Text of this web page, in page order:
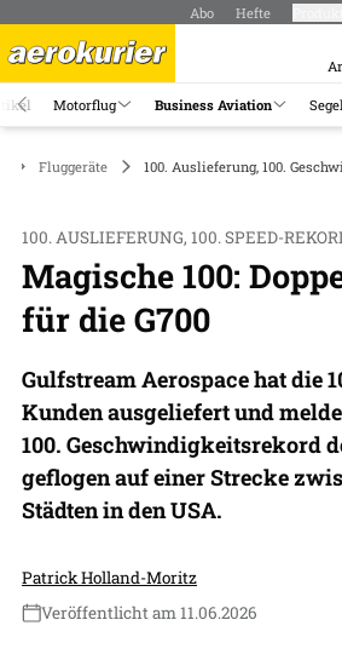
Abo Hefte
Motorflug Business Aviation
Fluggeräte 100. Auslieferung, 100.
100. AUSLIEFERUNG, 100. SPEED-
Magische 100:
für die G700
Gulfstream Aerospace hat die
Kunden ausgeliefert und
100. Geschwindigkeitsrekord
geflogen auf einer Strecke
Städten in den USA.
Patrick Holland-Moritz
Veröffentlicht am 11.06.2026
Foto: